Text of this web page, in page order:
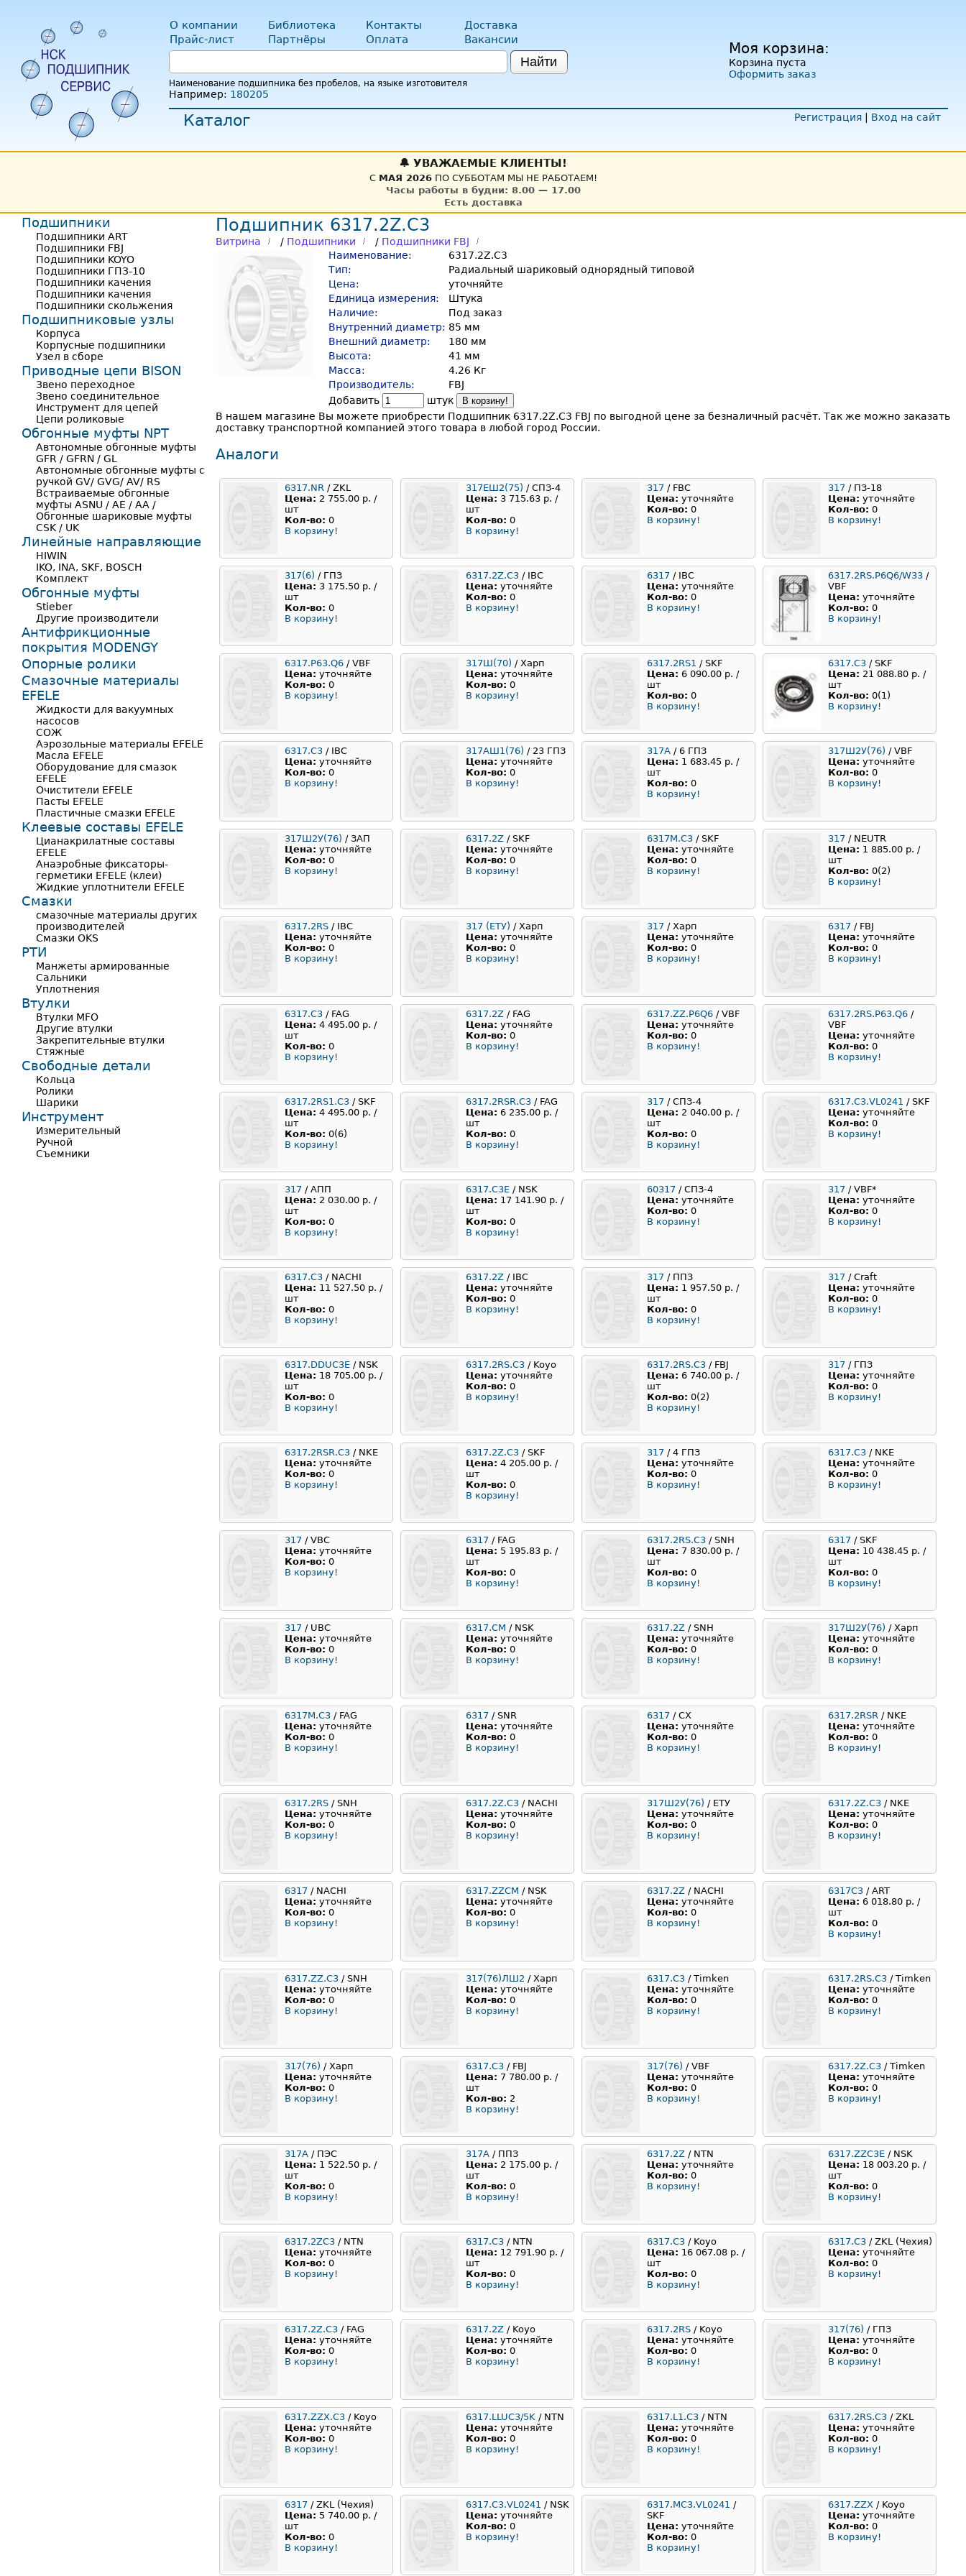
Моя корзина:
Корзина пуста
Оформить заказ
О компании Библиотека Контакты
Доставка
Прайс-лист
Партнёры Оплата Вакансии
Найти
Наименование подшипника без пробелов, на языке изготовителя
Например: 180205
Регистрация
Вход на сайт
Каталог
🔔 УВАЖАЕМЫЕ КЛИЕНТЫ!
С МАЯ 2026ПО СУББОТАМ МЫ НЕ РАБОТАЕМ!
Часы работы в будни: 8.00 — 17.00
Есть доставка
Подшипник 6317.2Z.C3
Витрина / Подшипники / Подшипники FBJ
Наименование:
6317.2Z.C3
Тип:
Радиальный шариковый однорядный типовой
Цена:
уточняйте
Единица измерения:
Штука
Наличие:
Под заказ
Внутренний диаметр: 85 мм
Внешний диаметр:
180 мм
Высота:
41 мм
Масса:
4.26 Кг
Производитель:
FBJ
Добавить
штук В корзину!
В нашем магазине Вы можете приобрести Подшипник 6317.2Z.C3 FBJ по выгодной цене за безналичный расчёт. Так же можно заказать
доставку транспортной компанией этого товара в любой город России.
Аналоги
6317.NR / ZKL
Цена: 2 755.00 р. /
шт
Кол-во: 0
В корзину!
317ЕШ2(75) / СПЗ-4
Цена: 3 715.63 р. /
шт
Кол-во: 0
В корзину!
317 / FBC
Цена: уточняйте
Кол-во: 0
В корзину!
317 / ПЗ-18
Цена: уточняйте
Кол-во: 0
В корзину!
317(6) / ГПЗ
Цена: 3 175.50 р. /
шт
Кол-во: 0
В корзину!
6317.2Z.C3 / IBC
Цена: уточняйте
Кол-во: 0
В корзину!
6317 / IBC
Цена: уточняйте
Кол-во: 0
В корзину!
6317.2RS.P6Q6/W33 /
VBF
Цена: уточняйте
Кол-во: 0
В корзину!
6317.P63.Q6 / VBF
Цена: уточняйте
Кол-во: 0
В корзину!
317Ш(70) / Харп
Цена: уточняйте
Кол-во: 0
В корзину!
6317.2RS1 / SKF
Цена: 6 090.00 р. /
шт
Кол-во: 0
В корзину!
6317.C3 / SKF
Цена: 21 088.80 р. /
шт
Кол-во: 0(1)
В корзину!
6317.C3 / IBC
Цена: уточняйте
Кол-во: 0
В корзину!
317АШ1(76) / 23 ГПЗ
Цена: уточняйте
Кол-во: 0
В корзину!
317A / 6 ГПЗ
Цена: 1 683.45 р. /
шт
Кол-во: 0
В корзину!
317Ш2У(76) / VBF
Цена: уточняйте
Кол-во: 0
В корзину!
317Ш2У(76) / ЗАП
Цена: уточняйте
Кол-во: 0
В корзину!
6317.2Z / SKF
Цена: уточняйте
Кол-во: 0
В корзину!
6317M.C3 / SKF
Цена: уточняйте
Кол-во: 0
В корзину!
317 / NEUTR
Цена: 1 885.00 р. /
шт
Кол-во: 0(2)
В корзину!
6317.2RS / IBC
Цена: уточняйте
Кол-во: 0
В корзину!
317 (ЕТУ) / Харп
Цена: уточняйте
Кол-во: 0
В корзину!
317 / Харп
Цена: уточняйте
Кол-во: 0
В корзину!
6317 / FBJ
Цена: уточняйте
Кол-во: 0
В корзину!
6317.C3 / FAG
Цена: 4 495.00 р. /
шт
Кол-во: 0
В корзину!
6317.2Z / FAG
Цена: уточняйте
Кол-во: 0
В корзину!
6317.ZZ.P6Q6 / VBF
Цена: уточняйте
Кол-во: 0
В корзину!
6317.2RS.P63.Q6 /
VBF
Цена: уточняйте
Кол-во: 0
В корзину!
6317.2RS1.C3 / SKF
Цена: 4 495.00 р. /
шт
Кол-во: 0(6)
В корзину!
6317.2RSR.C3 / FAG
Цена: 6 235.00 р. /
шт
Кол-во: 0
В корзину!
317 / СПЗ-4
Цена: 2 040.00 р. /
шт
Кол-во: 0
В корзину!
6317.C3.VL0241 / SKF
Цена: уточняйте
Кол-во: 0
В корзину!
317 / АПП
Цена: 2 030.00 р. /
шт
Кол-во: 0
В корзину!
6317.C3E / NSK
Цена: 17 141.90 р. /
шт
Кол-во: 0
В корзину!
60317 / СПЗ-4
Цена: уточняйте
Кол-во: 0
В корзину!
317 / VBF*
Цена: уточняйте
Кол-во: 0
В корзину!
6317.C3 / NACHI
Цена: 11 527.50 р. /
шт
Кол-во: 0
В корзину!
6317.2Z / IBC
Цена: уточняйте
Кол-во: 0
В корзину!
317 / ППЗ
Цена: 1 957.50 р. /
шт
Кол-во: 0
В корзину!
317 / Craft
Цена: уточняйте
Кол-во: 0
В корзину!
6317.DDUC3E / NSK
Цена: 18 705.00 р. /
шт
Кол-во: 0
В корзину!
6317.2RS.C3 / Koyo
Цена: уточняйте
Кол-во: 0
В корзину!
6317.2RS.C3 / FBJ
Цена: 6 740.00 р. /
шт
Кол-во: 0(2)
В корзину!
317 / ГПЗ
Цена: уточняйте
Кол-во: 0
В корзину!
6317.2RSR.C3 / NKE
Цена: уточняйте
Кол-во: 0
В корзину!
6317.2Z.C3 / SKF
Цена: 4 205.00 р. /
шт
Кол-во: 0
В корзину!
317 / 4 ГПЗ
Цена: уточняйте
Кол-во: 0
В корзину!
6317.C3 / NKE
Цена: уточняйте
Кол-во: 0
В корзину!
317 / VBC
Цена: уточняйте
Кол-во: 0
В корзину!
6317 / FAG
Цена: 5 195.83 р. /
шт
Кол-во: 0
В корзину!
6317.2RS.C3 / SNH
Цена: 7 830.00 р. /
шт
Кол-во: 0
В корзину!
6317 / SKF
Цена: 10 438.45 р. /
шт
Кол-во: 0
В корзину!
317 / UBC
Цена: уточняйте
Кол-во: 0
В корзину!
6317.CM / NSK
Цена: уточняйте
Кол-во: 0
В корзину!
6317.2Z / SNH
Цена: уточняйте
Кол-во: 0
В корзину!
317Ш2У(76) / Харп
Цена: уточняйте
Кол-во: 0
В корзину!
6317M.C3 / FAG
Цена: уточняйте
Кол-во: 0
В корзину!
6317 / SNR
Цена: уточняйте
Кол-во: 0
В корзину!
6317 / CX
Цена: уточняйте
Кол-во: 0
В корзину!
6317.2RSR / NKE
Цена: уточняйте
Кол-во: 0
В корзину!
6317.2RS / SNH
Цена: уточняйте
Кол-во: 0
В корзину!
6317.2Z.C3 / NACHI
Цена: уточняйте
Кол-во: 0
В корзину!
317Ш2У(76) / ЕТУ
Цена: уточняйте
Кол-во: 0
В корзину!
6317.2Z.C3 / NKE
Цена: уточняйте
Кол-во: 0
В корзину!
6317 / NACHI
Цена: уточняйте
Кол-во: 0
В корзину!
6317.ZZCM / NSK
Цена: уточняйте
Кол-во: 0
В корзину!
6317.2Z / NACHI
Цена: уточняйте
Кол-во: 0
В корзину!
6317C3 / ART
Цена: 6 018.80 р. /
шт
Кол-во: 0
В корзину!
6317.ZZ.C3 / SNH
Цена: уточняйте
Кол-во: 0
В корзину!
317(76)ЛШ2 / Харп
Цена: уточняйте
Кол-во: 0
В корзину!
6317.C3 / Timken
Цена: уточняйте
Кол-во: 0
В корзину!
6317.2RS.C3 / Timken
Цена: уточняйте
Кол-во: 0
В корзину!
317(76) / Харп
Цена: уточняйте
Кол-во: 0
В корзину!
6317.C3 / FBJ
Цена: 7 780.00 р. /
шт
Кол-во: 2
В корзину!
317(76) / VBF
Цена: уточняйте
Кол-во: 0
В корзину!
6317.2Z.С3 / Timken
Цена: уточняйте
Кол-во: 0
В корзину!
317A / ПЭС
Цена: 1 522.50 р. /
шт
Кол-во: 0
В корзину!
317A / ППЗ
Цена: 2 175.00 р. /
шт
Кол-во: 0
В корзину!
6317.2Z / NTN
Цена: уточняйте
Кол-во: 0
В корзину!
6317.ZZC3E / NSK
Цена: 18 003.20 р. /
шт
Кол-во: 0
В корзину!
6317.2ZC3 / NTN
Цена: уточняйте
Кол-во: 0
В корзину!
6317.C3 / NTN
Цена: 12 791.90 р. /
шт
Кол-во: 0
В корзину!
6317.C3 / Koyo
Цена: 16 067.08 р. /
шт
Кол-во: 0
В корзину!
6317.C3 / ZKL (Чехия)
Цена: уточняйте
Кол-во: 0
В корзину!
6317.2Z.C3 / FAG
Цена: уточняйте
Кол-во: 0
В корзину!
6317.2Z / Koyo
Цена: уточняйте
Кол-во: 0
В корзину!
6317.2RS / Koyo
Цена: уточняйте
Кол-во: 0
В корзину!
317(76) / ГПЗ
Цена: уточняйте
Кол-во: 0
В корзину!
6317.ZZX.C3 / Koyo
Цена: уточняйте
Кол-во: 0
В корзину!
6317.LLUC3/5K / NTN
Цена: уточняйте
Кол-во: 0
В корзину!
6317.L1.C3 / NTN
Цена: уточняйте
Кол-во: 0
В корзину!
6317.2RS.C3 / ZKL
Цена: уточняйте
Кол-во: 0
В корзину!
6317 / ZKL (Чехия)
Цена: 5 740.00 р. /
шт
Кол-во: 0
В корзину!
6317.C3.VL0241 / NSK
Цена: уточняйте
Кол-во: 0
В корзину!
6317.MC3.VL0241 /
SKF
Цена: уточняйте
Кол-во: 0
В корзину!
6317.ZZX / Koyo
Цена: уточняйте
Кол-во: 0
В корзину!
Подшипники
Подшипники ART
Подшипники FBJ
Подшипники KOYO
Подшипники ГПЗ-10
Подшипники качения
Подшипники качения
Подшипники скольжения
Подшипниковые узлы
Корпуса
Корпусные подшипники
Узел в сборе
Приводные цепи BISON
Звено переходное
Звено соединительное
Инструмент для цепей
Цепи роликовые
Обгонные муфты NPT
Автономные обгонные муфты
GFR / GFRN / GL
Автономные обгонные муфты с
ручкой GV/ GVG/ AV/ RS
Встраиваемые обгонные
муфты ASNU / AE / AA /
Обгонные шариковые муфты
CSK / UK
Линейные направляющие
HIWIN
IKO, INA, SKF, BOSCH
Комплект
Обгонные муфты
Stieber
Другие производители
Антифрикционные
покрытия MODENGY
Опорные ролики
Смазочные материалы
EFELE
Жидкости для вакуумных
насосов
СОЖ
Аэрозольные материалы EFELE
Масла EFELE
Оборудование для смазок
EFELE
Очистители EFELE
Пасты EFELE
Пластичные смазки EFELE
Клеевые составы EFELE
Цианакрилатные составы
EFELE
Анаэробные фиксаторы-
герметики EFELE (клеи)
Жидкие уплотнители EFELE
Смазки
смазочные материалы других
производителей
Смазки OKS
РТИ
Манжеты армированные
Сальники
Уплотнения
Втулки
Втулки MFO
Другие втулки
Закрепительные втулки
Стяжные
Свободные детали
Кольца
Ролики
Шарики
Инструмент
Измерительный
Ручной
Съемники